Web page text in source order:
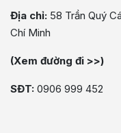
Địa chỉ: 58 Trần Quý
Chí Minh
(Xem đường đi >>)
SĐT: 0906 999 452